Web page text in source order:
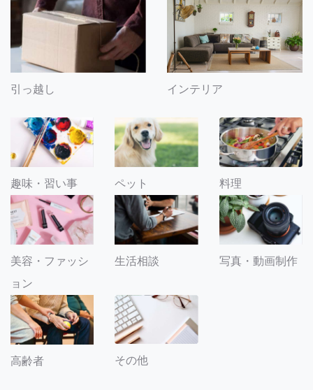
引っ越し インテリア
趣味・習い事 ペット 料理
美容・ファッシ
ョン
生活相談 写真・動画制作
高齢者 その他